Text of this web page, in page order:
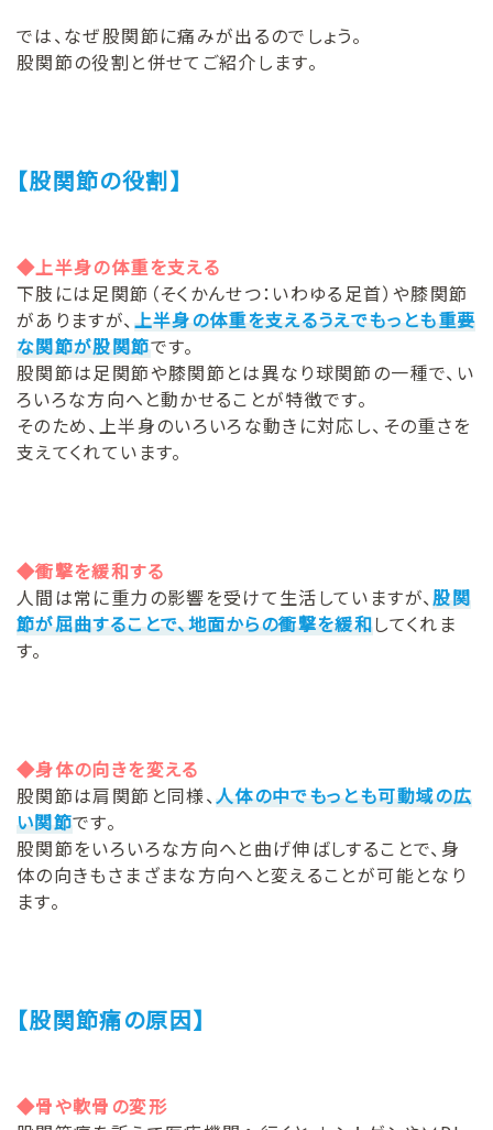
では、なぜ股関節に痛みが出るのでしょう。
股関節の役割と併せてご紹介します。
【股関節の役割】
◆上半身の体重を支える
下肢には足関節（そくかんせつ：いわゆる足首）や膝関節
がありますが、 上半身の体重を支えるうえでもっとも重要
な関節が股関節です。
股関節は足関節や膝関節とは異なり球関節の一種で、い
ろいろな方向へと動かせることが特徴です。
そのため、上半身のいろいろな動きに対応し、その重さを
支えてくれています。
◆衝撃を緩和する
人間は常に重力の影響を受けて生活していますが、股関
節が屈曲することで、地面からの衝撃を緩和してくれま
す。
◆身体の向きを変える
股関節は肩関節と同様、人体の中でもっとも可動域の広
い関節です。
股関節をいろいろな方向へと曲げ伸ばしすることで、身
体の向きもさまざまな方向へと変えることが可能となり
ます。
【股関節痛の原因】
◆骨や軟骨の変形